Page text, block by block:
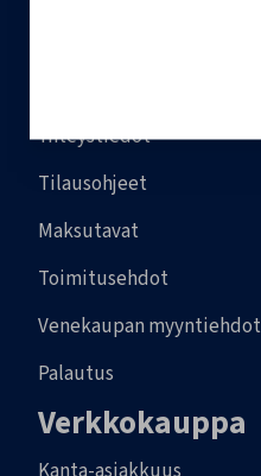
Yhteystiedot
Tilausohjeet
Maksutavat
Toimitusehdot
Venekaupan myyntiehdot
Palautus
Verkkokauppa